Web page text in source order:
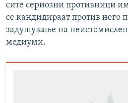
сите сериозни противници
се кандидираат против него
задушување на
медиуми.